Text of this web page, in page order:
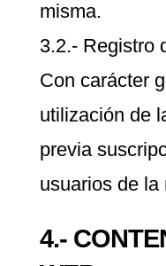
misma.
3.2.- Registro
Con carácter
utilización de
previa
usuarios de la
4.-